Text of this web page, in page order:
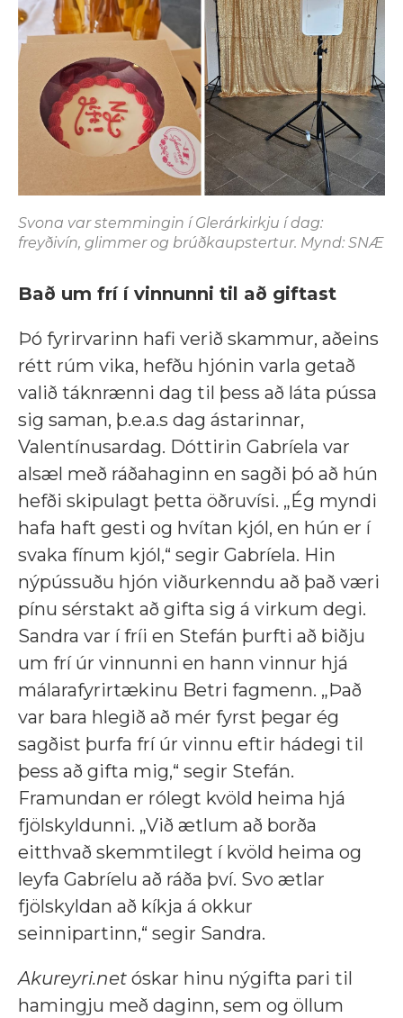
Svona var stemmingin í Glerárkirkju í dag:
freyðivín, glimmer og brúðkaupstertur. Mynd: SNÆ
Bað um frí í vinnunni til að giftast
Þó fyrirvarinn hafi verið skammur, aðeins
rétt rúm vika, hefðu hjónin varla getað
valið táknrænni dag til þess að láta pússa
sig saman, þ.e.a.s dag ástarinnar,
Valentínusardag. Dóttirin Gabríela var
alsæl með ráðahaginn en sagði þó að hún
hefði skipulagt þetta öðruvísi. „Ég myndi
hafa haft gesti og hvítan kjól, en hún er í
svaka fínum kjól,“ segir Gabríela. Hin
nýpússuðu hjón viðurkenndu að það væri
pínu sérstakt að gifta sig á virkum degi.
Sandra var í fríi en Stefán þurfti að biðju
um frí úr vinnunni en hann vinnur hjá
málarafyrirtækinu Betri fagmenn. „Það
var bara hlegið að mér fyrst þegar ég
sagðist þurfa frí úr vinnu eftir hádegi til
þess að gifta mig,“ segir Stefán.
Framundan er rólegt kvöld heima hjá
fjölskyldunni. „Við ætlum að borða
eitthvað skemmtilegt í kvöld heima og
leyfa Gabríelu að ráða því. Svo ætlar
fjölskyldan að kíkja á okkur
seinnipartinn,“ segir Sandra.
Akureyri.net óskar hinu nýgifta pari til
hamingju með daginn, sem og öllum